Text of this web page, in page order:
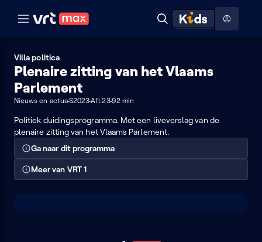
Naar hoofdinhoud Naar audiodescriptie Naar help
Zoeken
ontdekken
Villa politica
Plenaire zitting van het Vlaams
Parlement
Nieuws en actuaS2023Afl.2392 min
Politiek duidingsprogramma. Met een liveverslag van de
plenaire zitting van het Vlaams Parlement.
Ga naar dit programma
Meer van VRT 1